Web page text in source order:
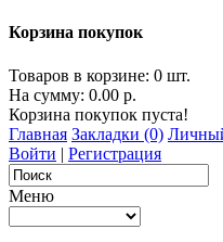
Корзина покупок
Товаров в корзине: 0 шт.
На сумму: 0.00 р.
Корзина покупок пуста!
Главная Закладки (0)
Войти | Регистрация
Меню